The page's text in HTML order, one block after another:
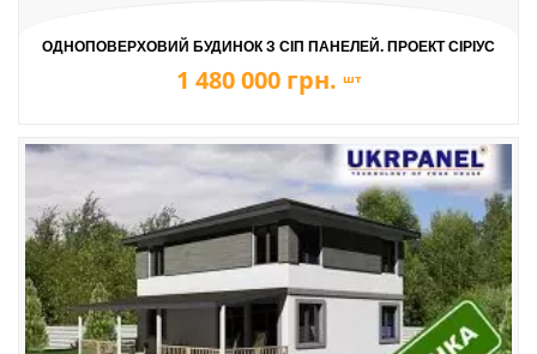
ОДНОПОВЕРХОВИЙ БУДИНОК З СІП ПАНЕЛЕЙ. ПРОЕКТ СІРІУС
1 480 000 грн. шт